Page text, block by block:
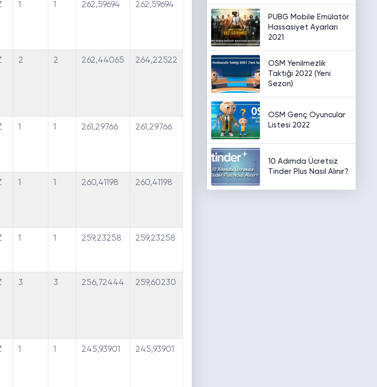
1 1 262,59694 262,59694
2 2 262,44065 264,22522
1 1 261,29766 261,29766
1 1 260,41198 260,41198
1 1 259,23258 259,23258
3 3 256,72444 259,60230
1 1 245,93901 245,93901
PUBG Mobile Emülatör
Hassasiyet Ayarları
2021
OSM Yenilmezlik
Taktiği 2022 (Yeni
Sezon)
OSM Genç Oyuncular
Listesi 2022
10 Adımda Ücretsiz
Tinder Plus Nasıl Alınır?